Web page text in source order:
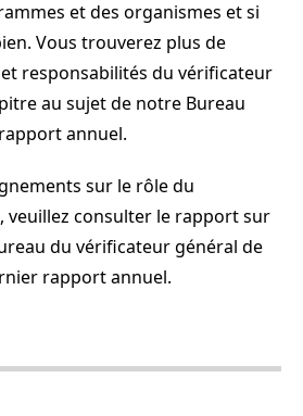
et des organismes et si
Vous trouverez plus de
responsabilités du vérificateur
au sujet de notre Bureau
annuel.
sur le rôle du
veuillez consulter le rapport sur
du vérificateur général de
rapport annuel.